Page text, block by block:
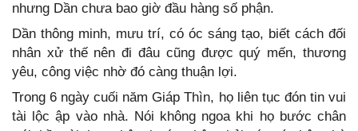
nhưng Dần chưa bao giờ đầu hàng số phận.
Dần thông minh, mưu trí, có óc sáng tạo, biết cách đối
nhân xử thế nên đi đâu cũng được quý mến, thương
yêu, công việc nhờ đó càng thuận lợi.
Trong 6 ngày cuối năm Giáp Thìn, họ liên tục đón tin vui
tài lộc ập vào nhà. Nói không ngoa khi họ bước chân